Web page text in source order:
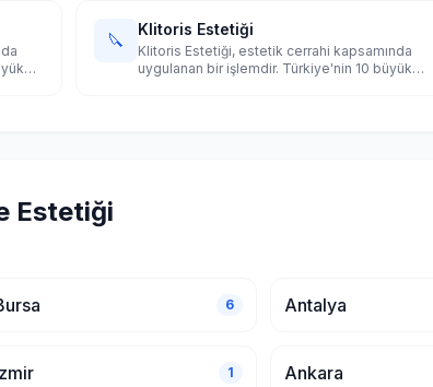
🔪
Klitoris Estetiği
Klitoris Estetiği, estetik cerrahi kapsamında
uygulanan bir işlemdir. Türkiye'nin 10 büyük
Estetiği
6 Antalya
1 Ankara